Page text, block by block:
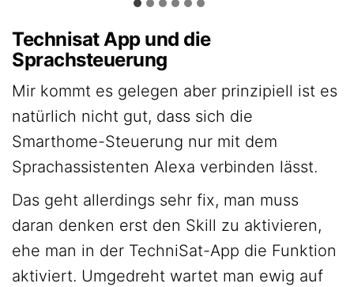
Technisat App und die
Sprachsteuerung
Mir kommt es gelegen aber prinzipiell ist es
natürlich nicht gut, dass sich die
Smarthome-Steuerung nur mit dem
Sprachassistenten Alexa verbinden lässt.
Das geht allerdings sehr fix, man muss
daran denken erst den Skill zu aktivieren,
ehe man in der TechniSat-App die Funktion
aktiviert. Umgedreht wartet man ewig auf